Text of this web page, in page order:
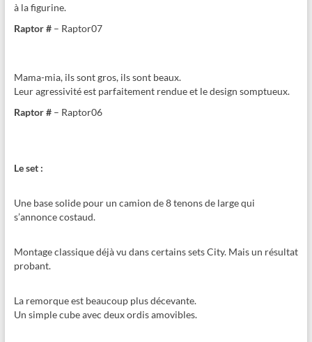
à la figurine.
Raptor #– Raptor07
Mama-mia, ils sont gros, ils sont beaux.
Leur agressivité est parfaitement rendue et le design somptueux.
Raptor #– Raptor06
Le set :
Une base solide pour un camion de 8 tenons de large qui
s’annonce costaud.
Montage classique déjà vu dans certains sets City. Mais un résultat
probant.
La remorque est beaucoup plus décevante.
Un simple cube avec deux ordis amovibles.